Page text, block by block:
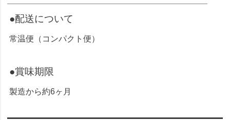
●配送について
常温便（コンパクト便）
●賞味期限
製造から約6ヶ月